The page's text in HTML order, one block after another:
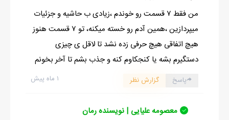
من فقط ۷ قسمت رو خوندم ،زیادی ب حاشیه و جزئیات
میپردازین ،همین آدم رو خسته میکنه، تو ۷ قسمت هنوز
هیچ اتفاقی هیچ حرفی زده نشد تا لاقل ی چیزی
دستگیرم بشه یا کنجکاوم کنه و جذب بشم تا آخر بخونم
۱ ماه پیش پاسخ گزارش نظر
معصومه علیایی | نویسنده رمان